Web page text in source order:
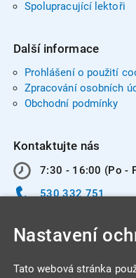
Spolupracující lektoři
Další informace
Prohlášení o použití
Zpracování osobních
Obchodní podmínky
Kontaktujte nás
7:30 - 16:00 (Po -
530 332 751
Nastavení
Tato webová stránka